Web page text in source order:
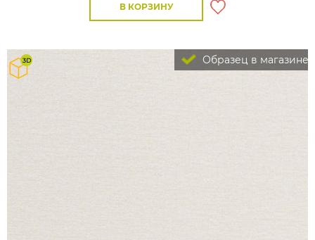
В КОРЗИНУ
Образец в магазине